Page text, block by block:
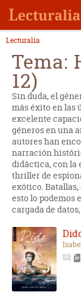
Lecturalia
Tema:
12)
Sin duda, el
más éxito en las
excelente
géneros en una
autores han
narración
didáctica, con la
thriller de
exótico.
esto lo podemos
cargada de